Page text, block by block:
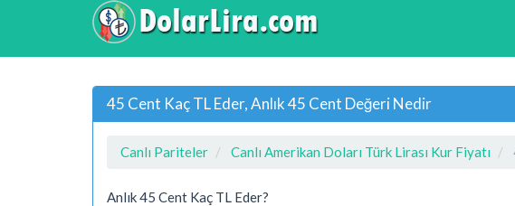
45 Cent Kaç TL Eder, Anlık 45 Cent Değeri Nedir
Canlı Pariteler Canlı Amerikan Doları Türk Lirası Kur Fiyatı
Anlık 45 Cent Kaç TL Eder?